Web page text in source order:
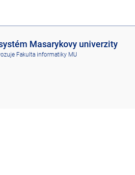
Masarykovy univerzity
Fakulta informatiky MU